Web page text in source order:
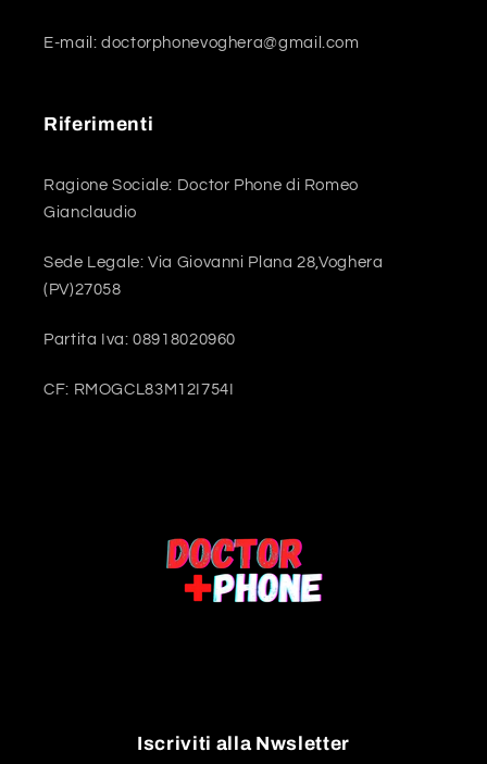
E-mail: doctorphonevoghera@gmail.com
Riferimenti
Ragione Sociale: Doctor Phone di Romeo
Gianclaudio
Sede Legale: Via Giovanni Plana 28,Voghera
(PV)27058
Partita Iva: 08918020960
CF: RMOGCL83M12I754I
Iscriviti alla Nwsletter